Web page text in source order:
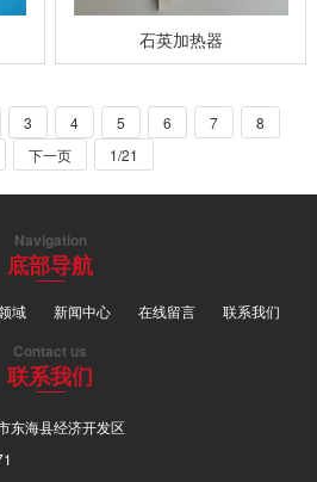
石英加热器
3 4 5 6 7
8
下一页 1/21
Navigation
底部导航
域 新闻中心 在线留言 联系我们
Contact us
联系我们
东海县经济开发区